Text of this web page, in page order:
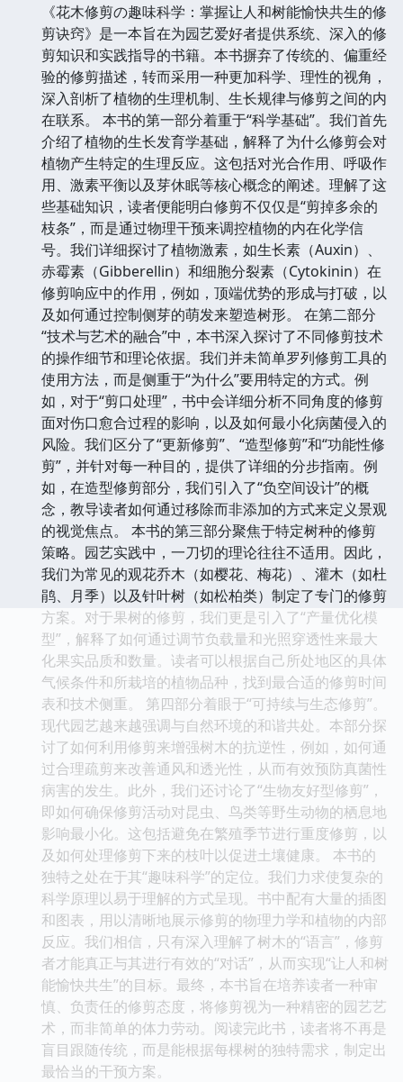
《花木修剪の趣味科学：掌握让人和树能愉快共生的修
剪诀窍》是一本旨在为园艺爱好者提供系统、深入的修
剪知识和实践指导的书籍。本书摒弃了传统的、偏重经
验的修剪描述，转而采用一种更加科学、理性的视角，
深入剖析了植物的生理机制、生长规律与修剪之间的内
在联系。 本书的第一部分着重于“科学基础”。我们首先
介绍了植物的生长发育学基础，解释了为什么修剪会对
植物产生特定的生理反应。这包括对光合作用、呼吸作
用、激素平衡以及芽休眠等核心概念的阐述。理解了这
些基础知识，读者便能明白修剪不仅仅是“剪掉多余的
枝条”，而是通过物理干预来调控植物的内在化学信
号。我们详细探讨了植物激素，如生长素（Auxin）、
赤霉素（Gibberellin）和细胞分裂素（Cytokinin）在
修剪响应中的作用，例如，顶端优势的形成与打破，以
及如何通过控制侧芽的萌发来塑造树形。 在第二部分
“技术与艺术的融合”中，本书深入探讨了不同修剪技术
的操作细节和理论依据。我们并未简单罗列修剪工具的
使用方法，而是侧重于“为什么”要用特定的方式。例
如，对于“剪口处理”，书中会详细分析不同角度的修剪
面对伤口愈合过程的影响，以及如何最小化病菌侵入的
风险。我们区分了“更新修剪”、“造型修剪”和“功能性修
剪”，并针对每一种目的，提供了详细的分步指南。例
如，在造型修剪部分，我们引入了“负空间设计”的概
念，教导读者如何通过移除而非添加的方式来定义景观
的视觉焦点。 本书的第三部分聚焦于特定树种的修剪
策略。园艺实践中，一刀切的理论往往不适用。因此，
我们为常见的观花乔木（如樱花、梅花）、灌木（如杜
鹃、月季）以及针叶树（如松柏类）制定了专门的修剪
方案。对于果树的修剪，我们更是引入了“产量优化模
型”，解释了如何通过调节负载量和光照穿透性来最大
化果实品质和数量。读者可以根据自己所处地区的具体
气候条件和所栽培的植物品种，找到最合适的修剪时间
表和技术侧重。 第四部分着眼于“可持续与生态修剪”。
现代园艺越来越强调与自然环境的和谐共处。本部分探
讨了如何利用修剪来增强树木的抗逆性，例如，如何通
过合理疏剪来改善通风和透光性，从而有效预防真菌性
病害的发生。此外，我们还讨论了“生物友好型修剪”，
即如何确保修剪活动对昆虫、鸟类等野生动物的栖息地
影响最小化。这包括避免在繁殖季节进行重度修剪，以
及如何处理修剪下来的枝叶以促进土壤健康。 本书的
独特之处在于其“趣味科学”的定位。我们力求使复杂的
科学原理以易于理解的方式呈现。书中配有大量的插图
和图表，用以清晰地展示修剪的物理力学和植物的内部
反应。我们相信，只有深入理解了树木的“语言”，修剪
者才能真正与其进行有效的“对话”，从而实现“让人和树
能愉快共生”的目标。最终，本书旨在培养读者一种审
慎、负责任的修剪态度，将修剪视为一种精密的园艺艺
术，而非简单的体力劳动。阅读完此书，读者将不再是
盲目跟随传统，而是能根据每棵树的独特需求，制定出
最恰当的干预方案。